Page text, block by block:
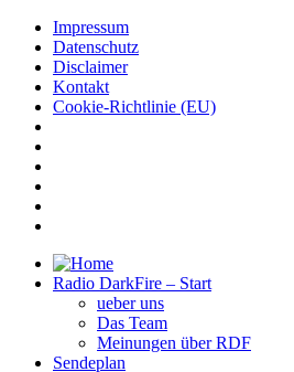
Impressum
Datenschutz
Disclaimer
Kontakt
Cookie-Richtlinie (EU)
Radio DarkFire – Start
ueber uns
Das Team
Meinungen über RDF
Sendeplan